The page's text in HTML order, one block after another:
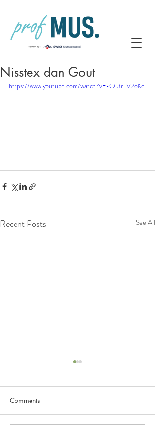
Nisstex dan Gout
https://www.youtube.com/watch?v=-Ol3rLV2oKc
Recent Posts See All
Comments